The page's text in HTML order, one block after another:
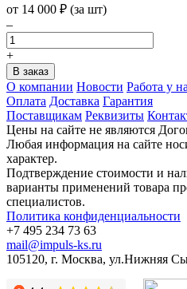
от 14 000 ₽ (за шт)
–
+
О компании Новости Работа у
Оплата Доставка Гарантия
Поставщикам Реквизиты
Цены на сайте не являются
Любая информация на сайте
характер.
Подтверждение стоимости и
варианты применений товара
специалистов.
Политика конфиденциальности
+7 495 234 73 63
mail@impuls-ks.ru
105120, г. Москва, ул.Нижняя